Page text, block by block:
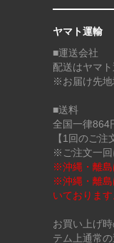
ヤマト運輸
■運送会社
配送はヤマト
※お届け先地
■送料
全国一律864
【1回のご
※ご注文一回
※沖縄・離島
※沖縄・離島
いております
お買い上げ
テム上通常